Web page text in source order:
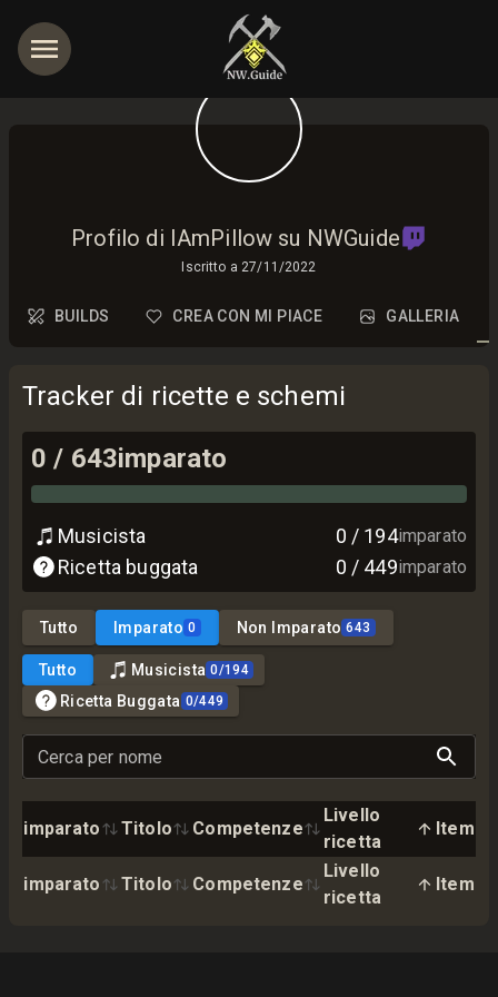
Profilo di IAmPillow su NWGuide
Iscritto a 27/11/2022
BUILDS CREA CON MI PIACE GALLERIA
Tracker di ricette e schemi
0 / 643imparato
Musicista 0 / 194imparato
Ricetta buggata 0 / 449imparato
Tutto Imparato 0 Non Imparato 643
Tutto Musicista 0/194
Ricetta Buggata 0/449
Cerca per nome
imparato Titolo Competenze
Livello
ricetta
Item
imparato Titolo Competenze
Livello
ricetta
Item